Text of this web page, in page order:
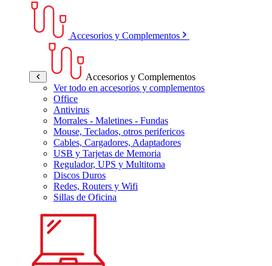
Accesorios y Complementos
Accesorios y Complementos
Ver todo en accesorios y complementos
Office
Antivirus
Morrales - Maletines - Fundas
Mouse, Teclados, otros perifericos
Cables, Cargadores, Adaptadores
USB y Tarjetas de Memoria
Regulador, UPS y Multitoma
Discos Duros
Redes, Routers y Wifi
Sillas de Oficina